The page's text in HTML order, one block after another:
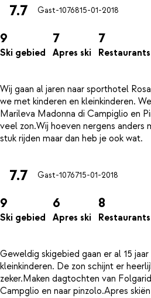
7.7 Gast-1076815-01-2018
9
Ski gebied
7
Apres ski
7
Restaurants
Wij gaan al jaren naar sporthotel
we met kinderen en kleinkinderen.
Marileva Madonna di Campiglio en
veel zon.Wij hoeven nergens anders
7.7 Gast-1076715-01-2018
9
Ski gebied
6
Apres ski
8
Restaurants
Geweldig skigebied gaan er al 15
kleinkinderen. De zon schijnt er
zeker.Maken dagtochten van
Campglio en naar pinzolo.Apres